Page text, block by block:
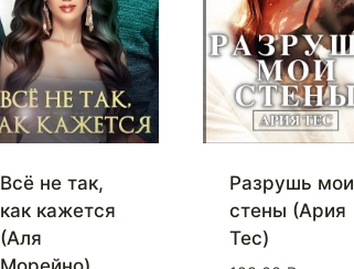
Всё не так,
как кажется
(Аля
Разрушь мои
стены (Ария
Тес)